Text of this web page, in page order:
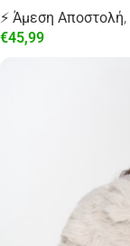
⚡ Άμεση Αποστολή,
€45,99